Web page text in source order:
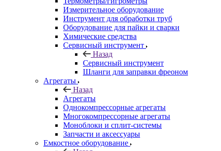
Измерительное оборудование
Инструмент для обработки труб
Оборудование для пайки и сварки
Химические средства
Сервисный инструмент
Назад
Сервисный инструмент
Шланги для заправки фреоном
Агрегаты
Назад
Агрегаты
Однокомпрессорные агрегаты
Многокомпрессорные агрегаты
Моноблоки и сплит-системы
Запчасти и аксессуары
Емкостное оборудование